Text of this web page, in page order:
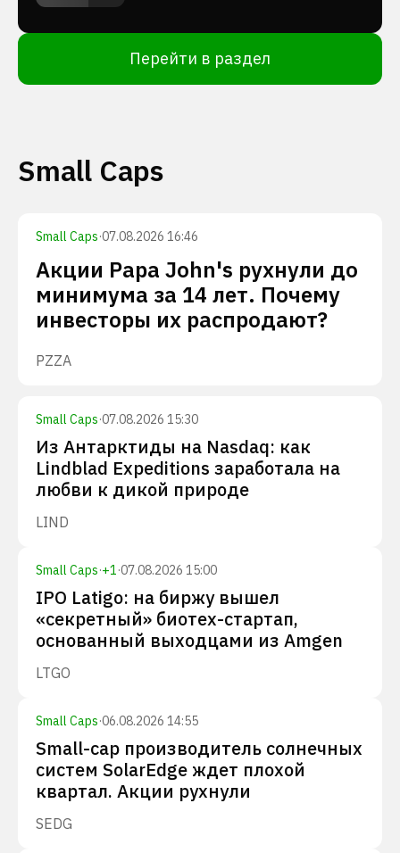
Перейти в раздел
Small Caps
Small Caps·07.08.2026 16:46
Акции Papa John's рухнули до
минимума за 14 лет. Почему
инвесторы их распродают?
PZZA
Small Caps·07.08.2026 15:30
Из Антарктиды на Nasdaq: как
Lindblad Expeditions заработала на
любви к дикой природе
LIND
Small Caps·+1·07.08.2026 15:00
IPO Latigo: на биржу вышел
«секретный» биотех-стартап,
основанный выходцами из Amgen
LTGO
Small Caps·06.08.2026 14:55
Small-cap производитель солнечных
систем SolarEdge ждет плохой
квартал. Акции рухнули
SEDG